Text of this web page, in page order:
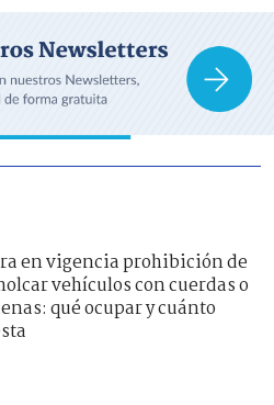
en vigencia prohibición de
vehículos con cuerdas o
qué ocupar y cuánto